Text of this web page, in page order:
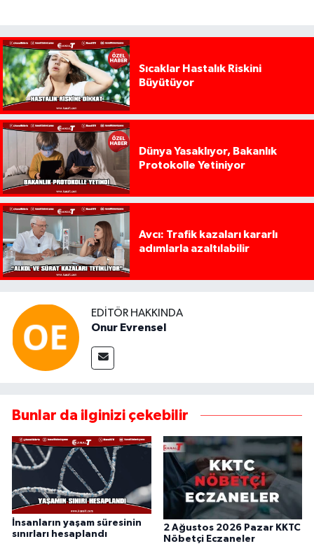
Sıcaklar Hastalık Riskini
Büyütüyor
Dünya Yasaklıyor, Bakanlık
Protokolle Yetiniyor
Avcı: Trafik kazaları kararlı
adımlarla azaltılabilir
EDITÖR HAKKINDA
Onur Evrensel
Bunlar da ilginizi çekebilir
İnsanların yaşam süresinin
sınırları hesaplandı
2 Ağustos 2026 Pazar KKTC
Nöbetçi Eczaneler